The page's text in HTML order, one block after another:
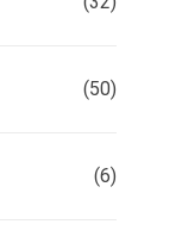
(50)
(6)